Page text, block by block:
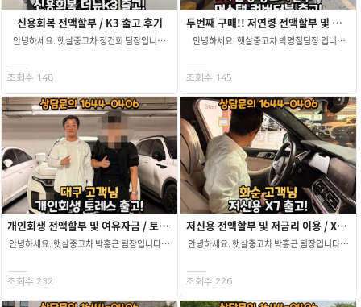
5만키로대의 옵션 좋은 흰색 무사고차량
22년식 1만키로대 옵션좋은 검정 뒷사고차량
24년식 1만키로대 전자계기판이 빠진 흰색
무사고차량 으로 추려 고객님께
확실햇기에 고객님께서는 1만키로대 두대차량
중 상태보고 결정한다 해주셨습니다. ​ 고객님
방문이 6시 이후로 가능했기에
공동명의중고차할부 상품을 당일진행하긴
어려웠습니다. (공동명의는 금융심사자
근무시간에만 가능합니다.) 고객님 시간에
맞춰 수원에서 만나뵙고 차량을 먼저
보여드렸습니다. ​ 고객님께서는 고민끝에
전자계기판이 빠졌지만 희망하셨던 흰색
무사고 차량으로 선택해주셨습니다. ​
신차보증도 넉넉히 남고 무사고 차량에 소모품
교체할것도없었고 짧은키로수 새차급으로
상태가 매우좋았습니다. ​ 고객님께 서류,
차량정보 고지 해드리고 공동명의중고차할부
계약 진행도와드렸습니다. 어머니는 같이
이동하여 어머니께도 똑같이 고지해드리고
공동명의중고차할부 계약
마무리해드렸습니다! ​ 어머니 계약까지
조건으로 한도를 받았습니다. 먼저 고객님이
희망하시는 연식 좋은 쏘렌토 차량중 전액할부
가능한 차량을 찾아봤습니다. ​ 쏘렌토 4세대
디젤 2.2 4륜 프레스티지 23년식 6만키로대
맞출수있었습니다. ​ 신차보증도 넉넉히 남아
크게 걱정이안되는 차량이라 고객님께 바로
차량소개해드렸습니다 방문이 힘드신
고객님을 위해 차량이있는 수원중고차
매매단지로 이동하여 영상통화를
걸어드렸습니다. ​ 차량 상태는 매우좋았고
옵션도 부족함 없었습니다 신차보증도
많이남아 고객님께서도 크게 걱정할부분이
없었습니다. ​ 차량 꼼꼼히 영상통화해드리고
고객님께서는 바로 진행을 요청해주셨습니다!
링크까지 마무리해드렸습니다! ​ 고객님
햇살중고차를 통해 진행해주셔서 감사합니다.
항상 안전운전하시고 좋은 일 가득하세요!
감사합니다.
신용회복 전액할부 / K3 출고 후기
안녕하세요. 햇살중고차 정건회 팀장입니다. ​
추가로 배우자님이 운행하실 k3 차량을 구입을
희망하셨으며 소액의 여유자금도
파악하기위해 신용회복중고차전액할부
상품으로 접수를 도와드렸습니다. ​ 접수결과
맥심한도 2천만원까지 한도를
받을수있었습니다. ​ 고객님께 상품 설명을
드리고 차량 대입을 시작했습니다. 그 전
쏘나타 차량에 만족도가 매우 높으셨다고
말씀해주시는 고객님께 이번에도 꼭
만족하실수있는 좋은차량 찾아드리기로
약속드렸습니다. ​ 여러 차량 대입끝에! 더뉴 k3
1.6 가솔린 프레스티지 22년식 9만키로 무사고
차량을 찾아 고객님께 소개해드렸습니다. ​
희망하셨던 옵션, 색상 필요하신 여유자금까지
신용회복중고차전액할부 상품으로 진행을
요청해주셨습니다. 방문이 힘드신
고객님을위해 차량이있는 수원으로 이동해
조회수 148
두번째 구매!! 저연령 전액할부 및 여유자금 / 머스탱 출고 후기
안녕하세요. 햇살중고차 박영철팀장 입니다.
있으신분이십니다. 2년 전 저한테 차량구매
하셨던 분이십니다. 구매했던 차량 할부 이용중
되는지해서 재차 연락 주셨습니다. 아무래도
나이가 만 26세 아직 안지났고 증차조건이라
한도승인 받지 쉽지 않은 조건에서 갖고 있는
대출 연체없이 상환 하셨기에 금융사와 잘
협의해서 한도승인 받아냈습니다. 고객님
원하시는 차량조건이 컨버터블의 튜닝되있는
수입차를 희망하셔서 매물 찾기가 어려운상황
이였습니다. 금액대도 2천안쪽의 차량 희망
하시고 중고차 여유자금 까지 나와야 되는 여러
조건이 다 맞아야 진행가능한 상황이라
어려움은 있었습니다. 하지만! 어려움
속에서도 고객님 조건에 맞는 차량을 구하는
사고없는 차량을 찾았습니다! 다음날 토요일
마침 고객님 쉬는날이라 차량이 있는 수원으로
방문해주셔서 준비해놓은 차량을
조회수 145
개인회생 전액할부 및 여유자금 / 토레스 출고 후기
안녕하세요. 햇살중고차 박홍근 팀장입니다.
주셨습니다. (믿고 문의주신 고객님께 감사의
말씀 드립니다.) ​ 최초 고객님의 상황은 ​ →
조회수 232
저신용 전액할부 및 저금리 이용 / X7 출고 후기
안녕하세요. 햇살중고차 박홍근 팀장입니다.
주셨습니다. (믿고 문의주신 고객님께 감사의
말씀 드립니다.) ​ 먼저 들어가기에 앞서!!
조회수 226